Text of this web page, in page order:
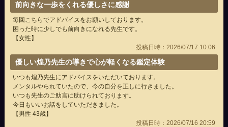
前向きな一歩をくれる優しさに感謝
毎回こちらでアドバイスをお願いしております。
困った時に少しでも前向きになれる先生です。
【女性】
投稿日時：2026/07/17 10:06
優しい煌乃先生の導きで心が軽くなる鑑定体験
いつも煌乃先生にアドバイスをいただいております。
メンタルやられていたので、今の自分を正しに行きました。
いつも先生のご助言に助けられております。
今日もいいお話をしていただきました。
【男性 43歳】
投稿日時：2026/07/16 20:59